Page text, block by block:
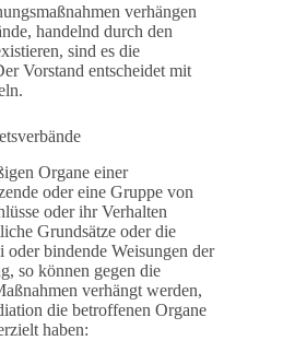
verhängen
handelnd durch den
sind es die
Vorstand entscheidet mit
Organe einer
oder eine Gruppe von
oder ihr Verhalten
Grundsätze oder die
bindende Weisungen der
so können gegen die
verhängt werden,
die betroffenen Organe
haben: